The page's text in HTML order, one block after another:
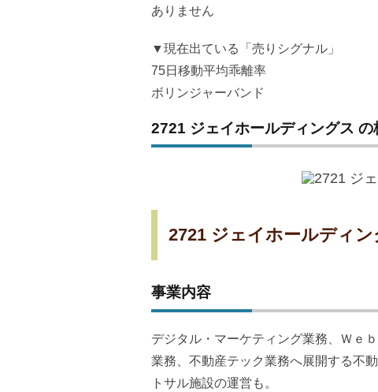
ありません
▼現在出ている「売りシグナル」
75日移動平均乖離率
ボリンジャーバンド
2721 ジェイホールディングス の
2721 ジェイホールディ
事業内容
デジタル・マーケティング業務、Ｗｅ
業務、不動産テック業務へ展開する不
トサル施設の運営も。